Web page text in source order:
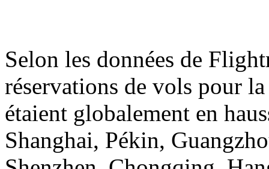
Selon les données de
réservations de vols pour
étaient globalement en
Shanghai, Pékin,